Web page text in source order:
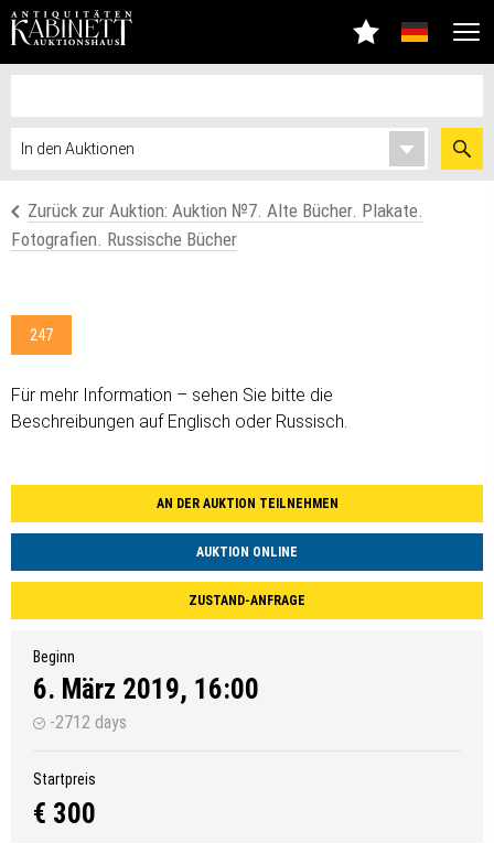
Zurück zur Auktion: Auktion №7. Alte Bücher. Plakate.
Fotografien. Russische Bücher
247
Für mehr Information – sehen Sie bitte die
Beschreibungen auf Englisch oder Russisch.
AN DER AUKTION TEILNEHMEN
AUKTION ONLINE
ZUSTAND-ANFRAGE
Beginn
6. März 2019, 16:00
-2712 days
Startpreis
€ 300